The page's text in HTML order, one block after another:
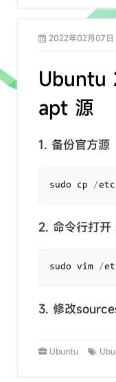
2022年02月07日
Ubuntu
apt 源
1. 备份官方源
sudo cp /etc
2. 命令行打
sudo vim /
3. 修改
Ubuntu